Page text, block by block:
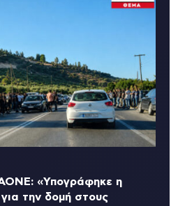
«Υπογράφηκε η
την δομή στους